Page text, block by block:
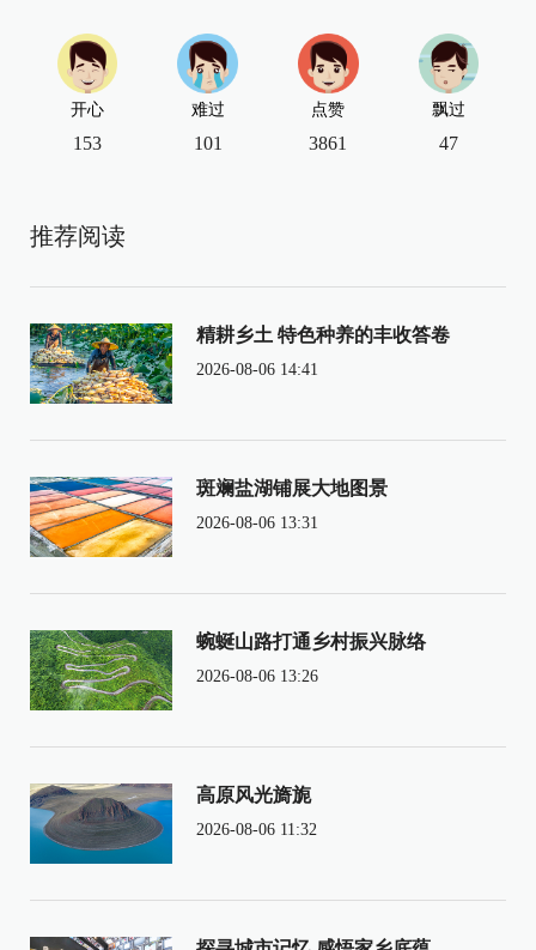
开心
153
难过
101
点赞
3861
飘过
47
推荐阅读
精耕乡土 特色种养的丰收答卷
2026-08-06 14:41
斑斓盐湖铺展大地图景
2026-08-06 13:31
蜿蜒山路打通乡村振兴脉络
2026-08-06 13:26
高原风光旖旎
2026-08-06 11:32